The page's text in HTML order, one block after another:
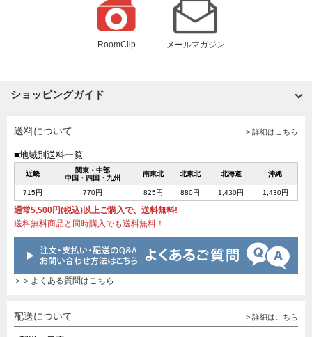
RoomClip メールマガジン
ショッピングガイド
送料について > 詳細はこちら
■地域別送料一覧
近畿
関東・中部
中国・四国・九州
南東北 北東北 北海道 沖縄
715円 770円 825円 880円 1,430円 1,430円
通常5,500円(税込)以上ご購入で、送料無料!
送料無料商品と同時購入でも送料無料！
＞＞よくある質問はこちら
配送について > 詳細はこちら